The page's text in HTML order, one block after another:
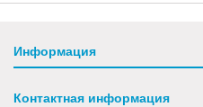
Информация
Контактная информация